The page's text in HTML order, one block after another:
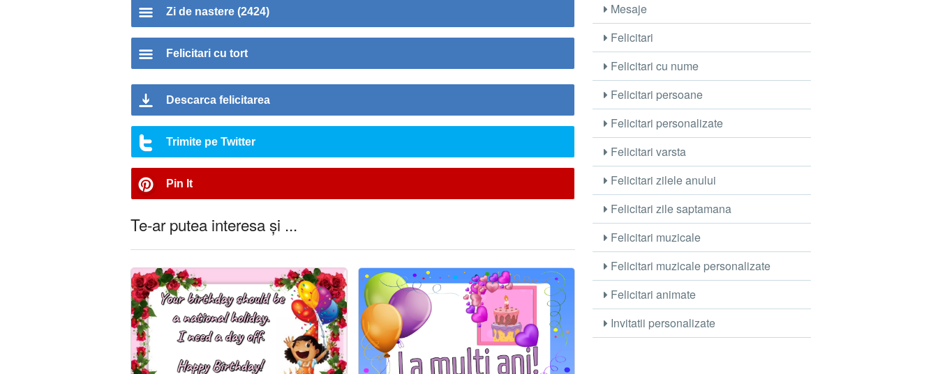
Zi de nastere (2424)
Felicitari cu tort
Descarca felicitarea
Trimite pe Twitter
Pin It
Te-ar putea interesa și ...
Mesaje
Felicitari
Felicitari cu nume
Felicitari persoane
Felicitari personalizate
Felicitari varsta
Felicitari zilele anului
Felicitari zile saptamana
Felicitari muzicale
Felicitari muzicale personalizate
Felicitari animate
Invitatii personalizate